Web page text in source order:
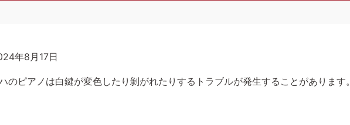
年8月17日
のピアノは白鍵が変色したり剝がれたりするトラブルが発生することがあります。